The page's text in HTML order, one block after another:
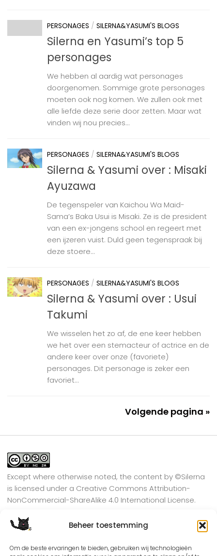
Beheer toestemming
Om de beste ervaringen te bieden, gebruiken wij technologieën
PERSONAGES / SILERNA&YASUMI'S BLOGS
Silerna en Yasumi’s top 5
personages
We hebben al aardig wat personages
doorgenomen. Sommige grote personages
moeten ook nog komen. We zullen ook met
alle liefde deze serie door zetten. Maar wat
vinden wij nou precies...
PERSONAGES / SILERNA&YASUMI'S BLOGS
Silerna & Yasumi over : Misaki
Ayuzawa
De tegenspeler van Kaichou Wa Maid-
Sama’s Baka Usui is Misaki. Ze is de president
van een ex-jongens school en regeert met
een ijzeren vuist. Duld geen tegenspraak bij
deze stoere...
PERSONAGES / SILERNA&YASUMI'S BLOGS
Silerna & Yasumi over : Usui
Takumi
We wisselen het zo af, de ene keer hebben
we het over een stemacteur of actrice en de
andere keer over onze (favoriete)
personages. Dit personage is zeker een
favoriet...
Volgende pagina »
Except where otherwise noted, the content by ©Silerna
is licensed under a Creative Commons Attribution-
NonCommercial-ShareAlike 4.0 International License.